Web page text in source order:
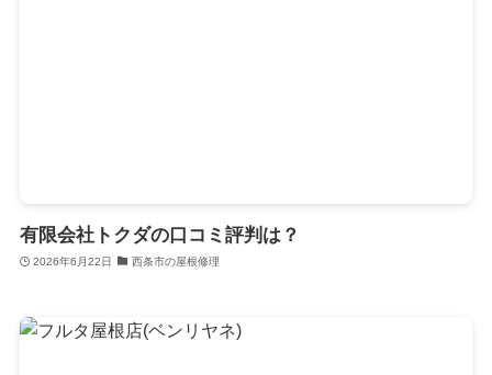
有限会社トクダの口コミ評判は？
2026年6月22日 西条市の屋根修理